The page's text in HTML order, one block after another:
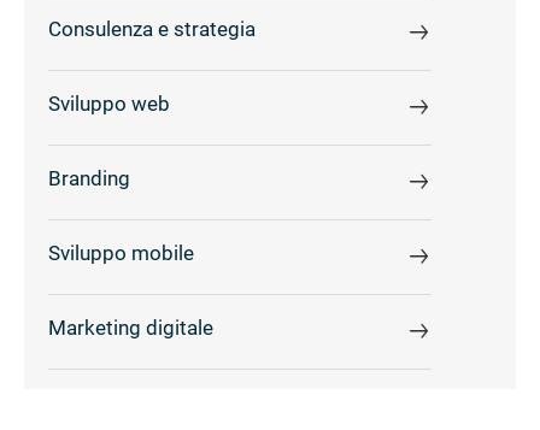
Consulenza e strategia
Sviluppo web
Branding
Sviluppo mobile
Marketing digitale